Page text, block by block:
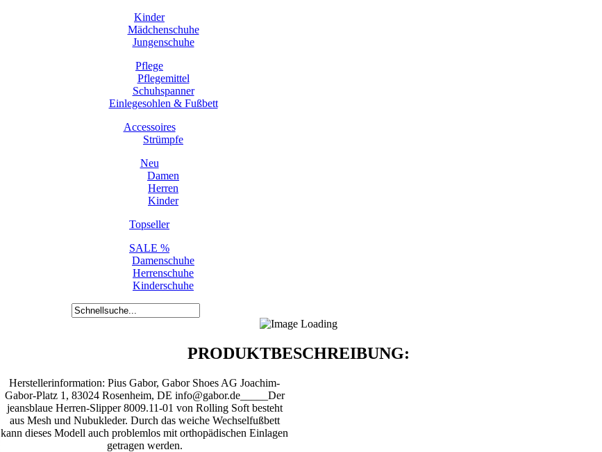
Kinder
Mädchenschuhe
Jungenschuhe
Pflege
Pflegemittel
Schuhspanner
Einlegesohlen & Fußbett
Accessoires
Strümpfe
Neu
Damen
Herren
Kinder
Topseller
SALE %
Damenschuhe
Herrenschuhe
Kinderschuhe
PRODUKTBESCHREIBUNG:
Herstellerinformation: Pius Gabor, Gabor Shoes AG Joachim-
Gabor-Platz 1, 83024 Rosenheim, DE info@gabor.de_____Der
jeansblaue Herren-Slipper 8009.11-01 von Rolling Soft besteht
aus Mesh und Nubukleder. Durch das weiche Wechselfußbett
kann dieses Modell auch problemlos mit orthopädischen Einlagen
getragen werden.